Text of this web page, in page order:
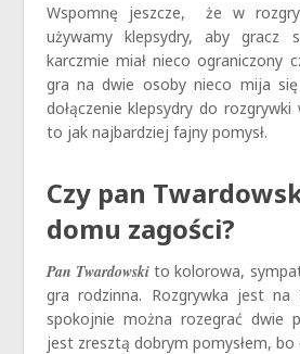
Wspomnę jeszcze, że w
używamy klepsydry, aby gracz
karczmie miał nieco ograniczony
gra na dwie osoby nieco mija
dołączenie klepsydry do
to jak najbardziej fajny pomysł.
Czy pan
domu zagości?
Pan Twardowskito kolorowa,
gra rodzinna. Rozgrywka jest
spokojnie można rozegrać dwie
jest zresztą dobrym pomysłem,